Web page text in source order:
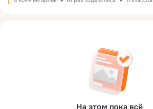
На этом пока всё